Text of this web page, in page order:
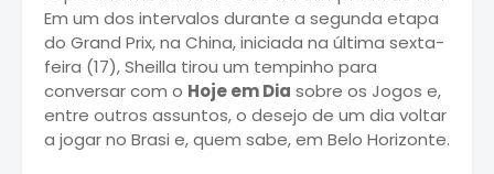
Em um dos intervalos durante a segunda etapa
do Grand Prix, na China, iniciada na última sexta-
feira (17), Sheilla tirou um tempinho para
conversar com o Hoje em Dia sobre os Jogos e,
entre outros assuntos, o desejo de um dia voltar
a jogar no Brasi e, quem sabe, em Belo Horizonte.